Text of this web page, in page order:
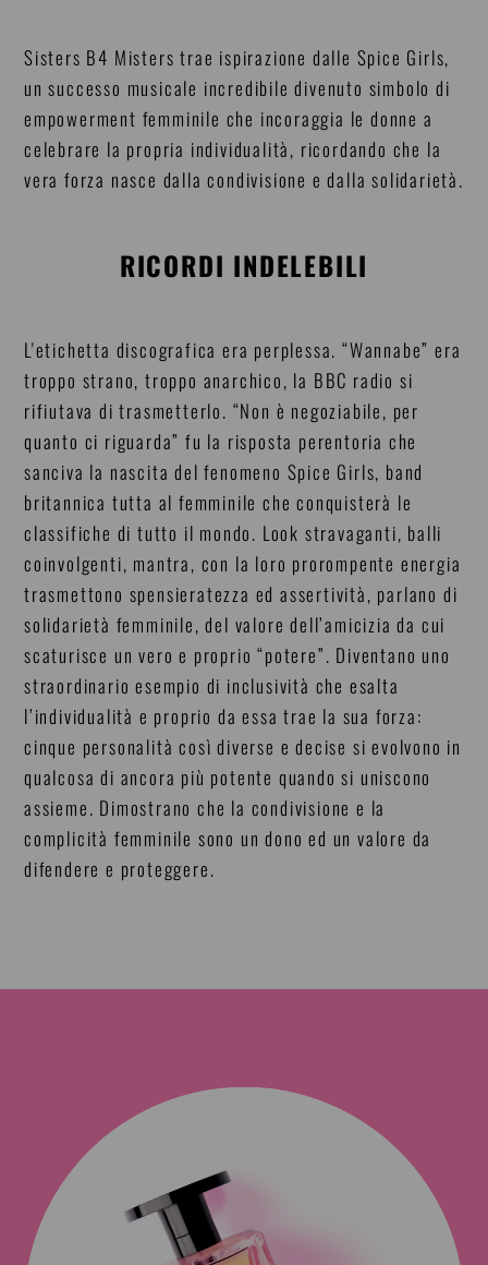
Sisters B4 Misters trae ispirazione dalle Spice Girls,
un successo musicale incredibile divenuto simbolo di
empowerment femminile che incoraggia le donne a
celebrare la propria individualità, ricordando che la
vera forza nasce dalla condivisione e dalla solidarietà.
RICORDI INDELEBILI
L'etichetta discografica era perplessa. “Wannabe” era
troppo strano, troppo anarchico, la BBC radio si
rifiutava di trasmetterlo. “Non è negoziabile, per
quanto ci riguarda” fu la risposta perentoria che
sanciva la nascita del fenomeno Spice Girls, band
britannica tutta al femminile che conquisterà le
classifiche di tutto il mondo. Look stravaganti, balli
coinvolgenti, mantra, con la loro prorompente energia
trasmettono spensieratezza ed assertività, parlano di
solidarietà femminile, del valore dell’amicizia da cui
scaturisce un vero e proprio “potere”. Diventano uno
straordinario esempio di inclusività che esalta
l’individualità e proprio da essa trae la sua forza:
cinque personalità così diverse e decise si evolvono in
qualcosa di ancora più potente quando si uniscono
assieme. Dimostrano che la condivisione e la
complicità femminile sono un dono ed un valore da
difendere e proteggere.